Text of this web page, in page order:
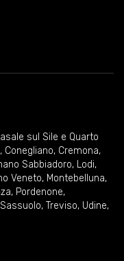
sul Sile e Quarto
, Conegliano, Cremona,
Sabbiadoro, Lodi,
Veneto, Montebelluna,
, Pordenone,
Sassuolo, Treviso, Udine,